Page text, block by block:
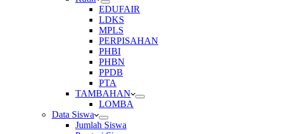
EDUFAIR
LDKS
MPLS
PERPISAHAN
PHBI
PHBN
PPDB
PTA
TAMBAHAN
LOMBA
Data Siswa
Jumlah Siswa